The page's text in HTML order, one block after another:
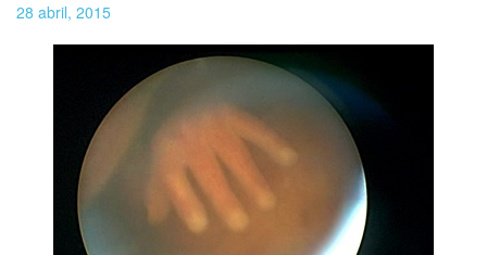
28 abril, 2015